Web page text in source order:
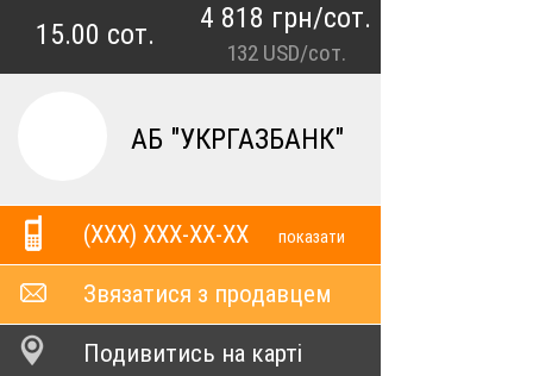
15.00 сот. 4 818 грн/сот.
132 USD/сот.
АБ "УКРГАЗБАНК"
(XXX) XXX-XX-XX показати
Звязатися з продавцем
Подивитись на карті